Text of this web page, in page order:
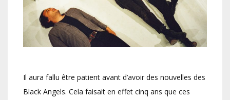
Il aura fallu être patient avant d’avoir des nouvelles des
Black Angels. Cela faisait en effet cinq ans que ces